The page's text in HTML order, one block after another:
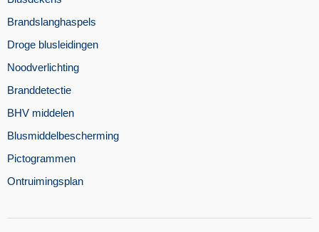
Brandslanghaspels
Droge blusleidingen
Noodverlichting
Branddetectie
BHV middelen
Blusmiddelbescherming
Pictogrammen
Ontruimingsplan